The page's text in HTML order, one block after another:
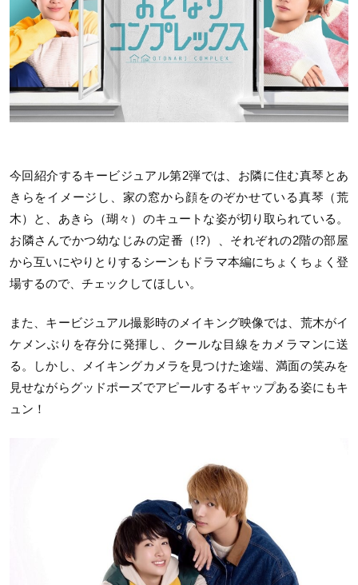
今回紹介するキービジュアル第2弾では、お隣に住む真琴とあ
きらをイメージし、家の窓から顔をのぞかせている真琴（荒
木）と、あきら（瑚々）のキュートな姿が切り取られている。
お隣さんでかつ幼なじみの定番（!?）、それぞれの2階の部屋
から互いにやりとりするシーンもドラマ本編にちょくちょく登
場するので、チェックしてほしい。
また、キービジュアル撮影時のメイキング映像では、荒木がイ
ケメンぶりを存分に発揮し、クールな目線をカメラマンに送
る。しかし、メイキングカメラを見つけた途端、満面の笑みを
見せながらグッドポーズでアピールするギャップある姿にもキ
ュン！